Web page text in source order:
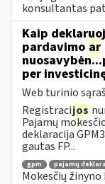
konsultantas
Kaip
pardavimo ar
per
Web turinio
Registracijos
Pajamų
deklaracija
gautas FP...
gpm pajamų
Mokesčių